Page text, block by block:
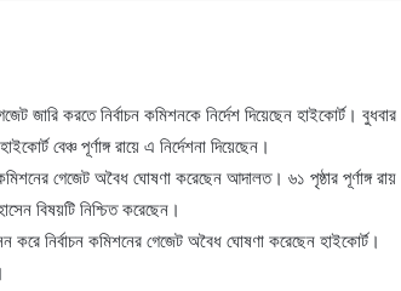
জারি করতে নির্বাচন কমিশনকে নির্দেশ দিয়েছেন হাইকোর্ট। বুধবার
বেঞ্চ পূর্ণাঙ্গ রায়ে এ নির্দেশনা দিয়েছেন।
গেজেট অবৈধ ঘোষণা করেছেন আদালত। ৬১ পৃষ্ঠার পূর্ণাঙ্গ রায়
বিষয়টি নিশ্চিত করেছেন।
নির্বাচন কমিশনের গেজেট অবৈধ ঘোষণা করেছেন হাইকোর্ট।